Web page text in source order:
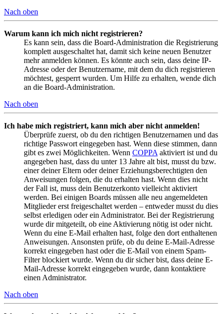
Nach oben
Warum kann ich mich nicht registrieren?
Es kann sein, dass die Board-Administration die Registrierung
komplett ausgeschaltet hat, damit sich keine neuen Benutzer
mehr anmelden können. Es könnte auch sein, dass deine IP-
Adresse oder der Benutzername, mit dem du dich registrieren
möchtest, gesperrt wurden. Um Hilfe zu erhalten, wende dich
an die Board-Administration.
Nach oben
Ich habe mich registriert, kann mich aber nicht anmelden!
Überprüfe zuerst, ob du den richtigen Benutzernamen und das
richtige Passwort eingegeben hast. Wenn diese stimmen, dann
gibt es zwei Möglichkeiten. Wenn COPPA aktiviert ist und du
angegeben hast, dass du unter 13 Jahre alt bist, musst du bzw.
einer deiner Eltern oder deiner Erziehungsberechtigten den
Anweisungen folgen, die du erhalten hast. Wenn dies nicht
der Fall ist, muss dein Benutzerkonto vielleicht aktiviert
werden. Bei einigen Boards müssen alle neu angemeldeten
Mitglieder erst freigeschaltet werden – entweder musst du dies
selbst erledigen oder ein Administrator. Bei der Registrierung
wurde dir mitgeteilt, ob eine Aktivierung nötig ist oder nicht.
Wenn du eine E-Mail erhalten hast, folge den dort enthaltenen
Anweisungen. Ansonsten prüfe, ob du deine E-Mail-Adresse
korrekt eingegeben hast oder die E-Mail von einem Spam-
Filter blockiert wurde. Wenn du dir sicher bist, dass deine E-
Mail-Adresse korrekt eingegeben wurde, dann kontaktiere
einen Administrator.
Nach oben